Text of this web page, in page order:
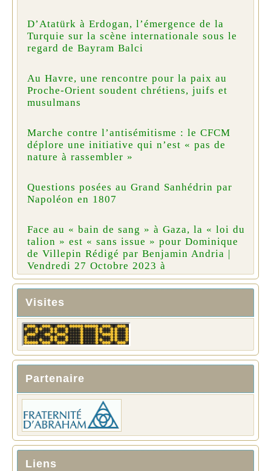
D’Atatürk à Erdogan, l’émergence de la
Turquie sur la scène internationale sous le
regard de Bayram Balci
Au Havre, une rencontre pour la paix au
Proche-Orient soudent chrétiens, juifs et
musulmans
Marche contre l’antisémitisme : le CFCM
déplore une initiative qui n’est « pas de
nature à rassembler »
Questions posées au Grand Sanhédrin par
Napoléon en 1807
Face au « bain de sang » à Gaza, la « loi du
talion » est « sans issue » pour Dominique
de Villepin Rédigé par Benjamin Andria |
Vendredi 27 Octobre 2023 à
Visites
Partenaire
Liens